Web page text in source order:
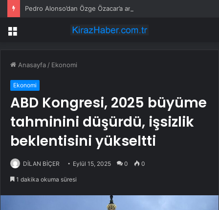
Pedro Alonso’dan Özge Özacar’a anlamlı hediye
Menü
Anasayfa / Ekonomi
Ekonomi
ABD Kongresi, 2025 büyüme
tahminini düşürdü, işsizlik
beklentisini yükseltti
DİLAN BİÇER Eylül 15, 2025 0 0
1 dakika okuma süresi